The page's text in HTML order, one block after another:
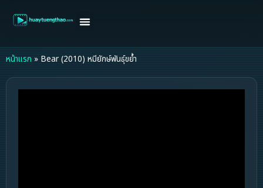
หน้าแรก » Bear (2010) หมียักษ์พันธุ์ขย้ำ